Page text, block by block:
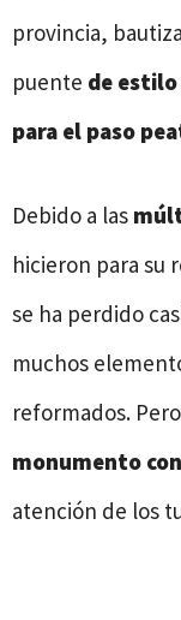
provincia,
puente de
para el paso
Debido a las
hicieron para su
se ha perdido
muchos
reformados.
monumento
atención de los